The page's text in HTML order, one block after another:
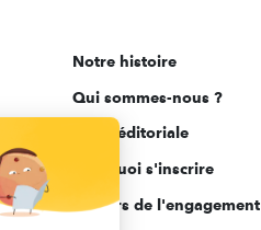
Notre histoire
Qui sommes-nous ?
Ligne éditoriale
Pourquoi s'inscrire
Acteurs de l'engagement